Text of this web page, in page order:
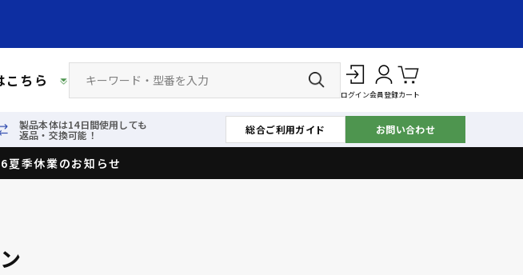
こちら
ログイン会員登録カート
製品本体は14日間使用しても
返品・交換可能！ 総合ご利用ガイド お問い合わせ
季休業のお知らせ